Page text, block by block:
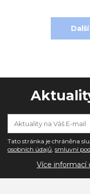
Tato stránka je chráněna
osobních údajů, smluvní
Více informací